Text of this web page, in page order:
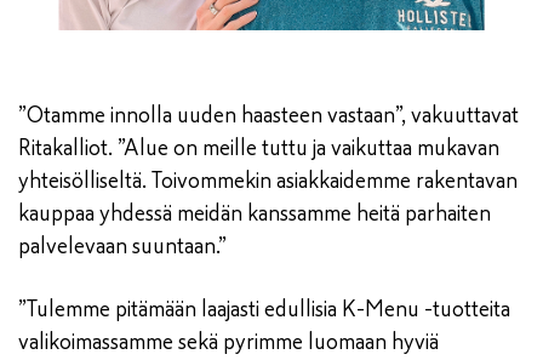
”Otamme innolla uuden haasteen vastaan”, vakuuttavat
Ritakalliot. ”Alue on meille tuttu ja vaikuttaa mukavan
yhteisölliseltä. Toivommekin asiakkaidemme rakentavan
kauppaa yhdessä meidän kanssamme heitä parhaiten
palvelevaan suuntaan.”
”Tulemme pitämään laajasti edullisia K-Menu -tuotteita
valikoimassamme sekä pyrimme luomaan hyviä